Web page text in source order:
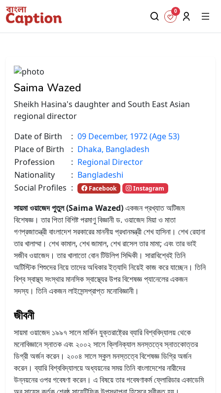
0
Saima Wazed
Sheikh Hasina's daughter and South East Asian
regional director
Date of Birth
: 09 December, 1972 (Age 53)
Place of Birth
: Dhaka, Bangladesh
Profession
: Regional Director
Nationality
: Bangladeshi
Social Profiles : Facebook Instagram
সায়মা ওয়াজেদ পুতুল (Saima Wazed)একজন প্রখ্যাত অটিজম
বিশেষজ্ঞ। তার পিতা বিশিষ্ট পরমাণু বিজ্ঞানী ড. ওয়াজেদ মিয়া ও মাতা
গণপ্রজাতন্ত্রী বাংলাদেশ সরকারের মাননীয় প্রধানমন্ত্রী শেখ হাসিনা। শেখ রেহানা
তার খালাম্মা। শেখ কামাল, শেখ জামাল, শেখ রাসেল তার মামা; এবং তার ভাই
সজীব ওয়াজেদ। তার খালাতো বোন টিউলিপ সিদ্দিকী। সারাবিশ্বেই তিনি
অটিস্টিক শিশুদের নিয়ে তাদের অধিকার ইত্যাদি নিয়েই কাজ করে যাচ্ছেন। তিনি
বিশ্ব স্বাস্থ্য সংস্থার মানসিক স্বাস্থ্যের উপর বিশেষজ্ঞ প্যানেলের একজন
সদস্য। তিনি একজন লাইসেন্সপ্রাপ্ত মনোবিজ্ঞানী।
জীবনী
সায়মা ওয়াজেদ ১৯৯৭ সালে মার্কিন যুক্তরাষ্ট্রের ব্যারি বিশ্ববিদ্যালয় থেকে
মনোবিজ্ঞানে স্নাতক এবং ২০০২ সালে ক্লিনিক্যাল মনস্তত্বে স্নাতকোত্তর
ডিগ্রী অর্জন করেন। ২০০৪ সালে স্কুল মনস্তত্বে বিশেষজ্ঞ ডিগ্রি অর্জন
করেন। ব্যারি বিশ্ববিদ্যালয়ে অধ্যয়নের সময় তিনি বাংলাদেশের নারীদের
উন্নয়নের ওপর গবেষণা করেন। এ বিষয়ে তার গবেষণাকর্ম ফ্লোরিডার একাডেমি